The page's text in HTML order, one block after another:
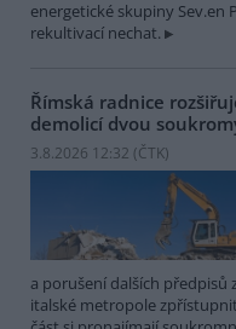
energetické skupiny Sev.en
rekultivací nechat.
Římská radnice
demolicí dvou
3.8.2026 12:32 (ČTK)
a porušení dalších předpisů
italské metropole